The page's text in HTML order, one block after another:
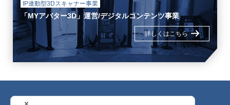
IP連動型3Dスキャナー事業
「MYアバター3D」運営/デジタルコンテンツ事業
詳しくはこちら